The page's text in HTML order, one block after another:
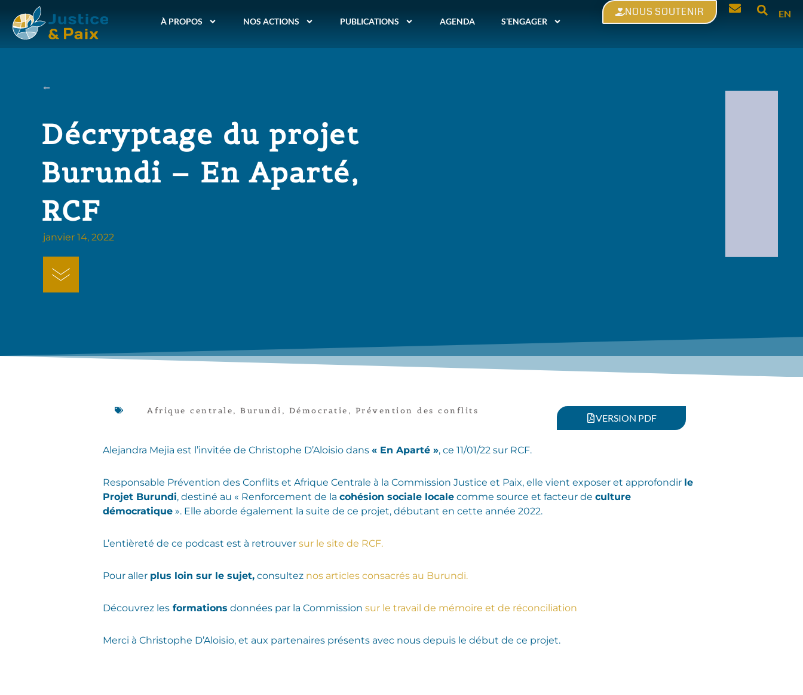
À PROPOS NOS ACTIONS PUBLICATIONS AGENDA S’ENGAGER
NOUS SOUTENIR EN
Décryptage du projet
Burundi – En Aparté,
RCF
janvier 14, 2022
Afrique centrale, Burundi , Démocratie , Prévention des conflits
VERSION PDF
Alejandra Mejia est l’invitée de Christophe D’Aloisio dans « En Aparté », ce 11/01/22 sur RCF.
Responsable Prévention des Conflits et Afrique Centrale à la Commission Justice et Paix, elle vient exposer et approfondir le
Projet Burundi, destiné au « Renforcement de la cohésion sociale locale comme source et facteur de culture
démocratique ». Elle aborde également la suite de ce projet, débutant en cette année 2022.
L’entièreté de ce podcast est à retrouver sur le site de RCF.
Pour aller plus loin sur le sujet, consultez nos articles consacrés au Burundi.
Découvrez les formations données par la Commission sur le travail de mémoire et de réconciliation
Merci à Christophe D’Aloisio, et aux partenaires présents avec nous depuis le début de ce projet.